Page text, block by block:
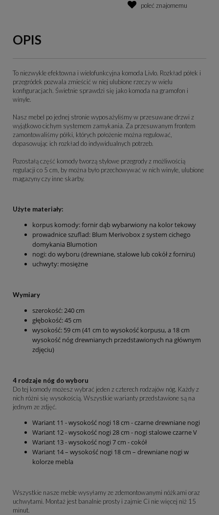
poleć znajomemu
OPIS
To niezwykle efektowna i wielofunkcyjna komoda Livlo. Rozkład półek i
przegródek pozwala zmieścić w niej ulubione rzeczy w wielu
konfiguracjach. Świetnie sprawdzi się jako komoda na gramofon i
winyle.
Nasz mebel po jednej stronie wyposażyliśmy w przesuwane drzwi z
wyjątkowo cichym systemem zamykania. Za przesuwanym frontem
zamontowaliśmy półki, których położenie można regulować,
dopasowując ich rozkład do indywidualnych potrzeb.
Pozostałą część komody tworzą stylowe przegrody z możliwością
regulacji co 5 cm, by można było przechowywać w nich winyle, ulubione
magazyny czy inne skarby.
Użyte materiały:
korpus komody: fornir dąb wybarwiony na kolor tekowy
prowadnice szuflad: Blum Merivobox z system cichego
domykania Blumotion
nogi: do wyboru (drewniane, stalowe lub cokół z forniru)
uchwyty: mosiężne
Wymiary
szerokość: 240 cm
głębokość: 45 cm
wysokość: 59 cm (41 cm to wysokość korpusu, a 18 cm
wysokość nóg drewnianych przedstawionych na głównym
zdjęciu)
4 rodzaje nóg do wyboru
Do tej komody możesz wybrać jeden z czterech rodzajów nóg. Każdy z
nich różni się wysokością. Wszystkie warianty przedstawione są na
jednym ze zdjęć.
Wariant 11 - wysokość nogi 18 cm - czarne drewniane nogi
Wariant 12 - wysokość nogi 28 cm - nogi stalowe czarne V
Wariant 13 - wysokość nogi 7 cm - cokół
Wariant 14 – wysokość nogi 18 cm – drewniane nogi w
kolorze mebla
Wszystkie nasze meble wysyłamy ze zdemontowanymi nóżkami oraz
uchwytami. Montaż jest banalnie prosty i zajmie Ci nie więcej niż 15
minut.